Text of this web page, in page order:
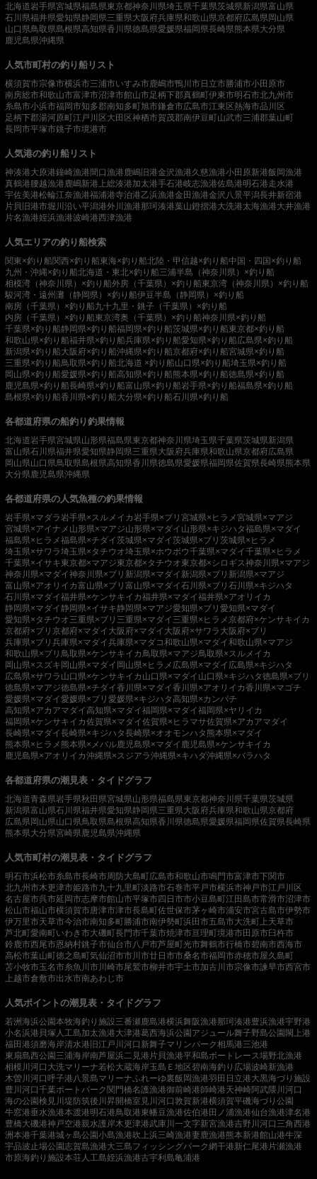
北海道岩手県宮城県福島県東京都神奈川県埼玉県千葉県茨城県新潟県富山県
石川県福井県愛知県静岡県三重県大阪府兵庫県和歌山県京都府広島県岡山県
山口県鳥取県島根県高知県香川県徳島県愛媛県福岡県長崎県熊本県大分県
鹿児島県沖縄県
人気市町村の釣り船リスト
横須賀市宗像市横浜市三浦市いすみ市鹿嶋市鴨川市日立市勝浦市小田原市
南房総市和歌山市富津市沼津市館山市足柄下郡真鶴町伊東市明石市北九州市
糸島市小浜市福岡市知多郡南知多町旭市鎌倉市広島市江東区熱海市品川区
足柄下郡湯河原町江戸川区大田区神栖市賀茂郡南伊豆町山武市三浦郡葉山町
長岡市平塚市銚子市境港市
人気港の釣り船リスト
神湊港大原港鐘崎漁港間口漁港 鹿嶋旧港金沢漁港久慈漁港小田原新港飯岡漁港
真鶴港腰越漁港 鹿嶋新港 上総湊港加太港手石港岐志漁港佐島港明石港走水港
宇佐美港松輪江奈漁港福浦港寺泊港乙浜漁港金田漁港金沢八景平潟長井新宿港
片貝旧港市堀川沿い平潟港外川漁港那珂湊港葉山鐙摺港大洗港太海漁港大井漁港
片名漁港姪浜漁港波崎港西津漁港
人気エリアの釣り船検索
関東×釣り船関西×釣り船東海×釣り船北陸・甲信越×釣り船中国・四国×釣り船
九州・沖縄×釣り船北海道・東北×釣り船三浦半島（神奈川県）×釣り船
相模湾（神奈川県）×釣り船外房（千葉県）×釣り船東京湾（神奈川県）×釣り船
駿河湾・遠州灘（静岡県）×釣り船伊豆半島（静岡県）×釣り船
南房（千葉県）×釣り船九十九里・銚子（千葉県）×釣り船
内房（千葉県）×釣り船東京湾奥（千葉県）×釣り船神奈川県×釣り船
千葉県×釣り船静岡県×釣り船福岡県×釣り船茨城県×釣り船東京都×釣り船
和歌山県×釣り船福井県×釣り船兵庫県×釣り船愛知県×釣り船広島県×釣り船
新潟県×釣り船大阪府×釣り船沖縄県×釣り船京都府×釣り船宮城県×釣り船
三重県×釣り船鳥取県×釣り船北海道 ×釣り船山口県×釣り船埼玉県×釣り船
岡山県×釣り船愛媛県×釣り船高知県×釣り船熊本県×釣り船徳島県×釣り船
鹿児島県×釣り船長崎県×釣り船富山県×釣り船岩手県×釣り船福島県×釣り船
島根県×釣り船香川県×釣り船大分県×釣り船石川県×釣り船
各都道府県の船釣り釣果情報
北海道岩手県宮城県山形県福島県東京都神奈川県埼玉県千葉県茨城県新潟県
富山県石川県福井県愛知県静岡県三重県大阪府兵庫県和歌山県京都府広島県
岡山県山口県鳥取県島根県高知県香川県徳島県愛媛県福岡県佐賀県長崎県熊本県
大分県 鹿児島県沖縄県
各都道府県の人気魚種の釣果情報
岩手県×マダラ 岩手県×スルメイカ 岩手県×ブリ 宮城県×ヒラメ宮城県×マアジ
宮城県×アイナメ 山形県×マアジ山形県×マダイ 山形県×キジハタ福島県×マダイ
福島県×ヒラメ福島県×チダイ茨城県×マダイ茨城県×ブリ 茨城県×ヒラメ
埼玉県×サワラ埼玉県×タチウオ埼玉県×ホウボウ千葉県×マダイ千葉県×ヒラメ
千葉県×イサキ東京都×マアジ東京都×タチウオ東京都×シロギス神奈川県×マアジ
神奈川県×マダイ神奈川県×ブリ 新潟県×マダイ 新潟県×ブリ 新潟県×マアジ
富山県×アオリイカ富山県×ブリ 富山県×マダイ石川県×ブリ 石川県×キジハタ
石川県×マダイ福井県×ケンサキイカ福井県×マダイ福井県×アオリイカ
静岡県×マダイ静岡県×イサキ静岡県×マアジ愛知県×ブリ 愛知県×マダイ
愛知県×タチウオ三重県×ブリ 三重県×マダイ 三重県×ヒラメ京都府×ケンサキイカ
京都府×ブリ 京都府×マダイ 大阪府×マダイ 大阪府×サワラ 大阪府×ブリ
兵庫県×ブリ 兵庫県×マダイ兵庫県×マダコ和歌山県×マダイ和歌山県×マアジ
和歌山県×ブリ 鳥取県×ケンサキイカ 鳥取県×マアジ鳥取県×スルメイカ
岡山県×スズキ岡山県×マダイ 岡山県×ヒラメ 広島県×マダイ 広島県×キジハタ
広島県×サワラ 山口県×ケンサキイカ 山口県×マダイ 山口県×キジハタ徳島県×ブリ
徳島県×マアジ徳島県×チダイ香川県×マダイ香川県×アオリイカ香川県×マゴチ
愛媛県×マダイ愛媛県×ブリ 愛媛県×キジハタ高知県×カンパチ
高知県×アカアマダイ高知県×マダイ福岡県×マダイ福岡県×ヤリイカ
福岡県×ケンサキイカ佐賀県×マダイ佐賀県×ヒラマサ佐賀県×アカアマダイ
長崎県×マダイ長崎県×キジハタ長崎県×オオモンハタ 熊本県×マダイ
熊本県×ヒラメ 熊本県×メバル鹿児島県×マダイ 鹿児島県×ケンサキイカ
鹿児島県×アオリイカ沖縄県×スジアラ沖縄県×キハダ沖縄県×バラハタ
各都道府県の潮見表・タイドグラフ
北海道青森県岩手県秋田県宮城県山形県福島県東京都神奈川県千葉県茨城県
新潟県富山県石川県福井県愛知県静岡県三重県大阪府兵庫県和歌山県京都府
広島県岡山県山口県鳥取県島根県高知県香川県徳島県愛媛県福岡県佐賀県長崎県
熊本県大分県宮崎県 鹿児島県沖縄県
人気市町村の潮見表・タイドグラフ
明石市浜松市糸島市長崎市周防大島町広島市和歌山市鳴門市富津市下関市
北九州市木更津市姫路市九十九里町淡路市石巻市平戸市横浜市神戸市江戸川区
名古屋市呉市延岡市志摩市館山市平塚市四日市市小豆島町江田島市常滑市沼津市
松山市福山市横須賀市唐津市津市長島町佐世保市茅ヶ崎市浦安市宮古島市伊勢市
伊万里市天草市今治市南知多町勝浦市南伊勢町浜田市五島市大洗町 上天草市
芦北町愛南町いわき市大磯町長門市千葉市焼津市亘理町境港市田原市臼杵市
鈴鹿市西尾市恩納村銚子市仙台市八戸市芦屋町光市舞鶴市行橋市碧南市西海市
高松市葉山町徳之島町気仙沼市市川市廿日市市桑名市福岡市赤穂市屋久島町
苫小牧市玉名市糸魚川市 川崎市尾鷲市柳井市宇土市加古川市宗像市諫早市西宮市
上越市倉敷市出水市南あわじ市
人気ポイントの潮見表・タイドグラフ
若洲海浜公園本牧海釣り施設三番瀬 鹿島港横浜舞阪漁港那珂湊港豊浜漁港宇野港
小名浜港 貝塚人工島加太漁港大津港葛西海浜公園アジュール舞子野島公園閖上港
福田港須磨海岸清水港 旧江戸川河口 新舞子マリンパーク相馬港三池港
東扇島西公園三浦海岸南芦屋浜二見港 片貝漁港平和島ボートレース場野北漁港
相模川河口 大洗マリーナ若松大蔵海岸玉島Ｅ地区碧南海釣り広場波崎新漁港
木曽川河口呼子港 八景島マリーナふれーゆ裏飯岡漁港羽田 日立港大黒海づり施設
豊川河口千葉ポートパーク関門橋名護漁港御前崎港師崎港天神崎阿武隈川河口
海の公園検見川堤防筑後川昇開橋室見川河口敦賀新港横須賀平磯海づり公園
牛窓港垂水漁港本渡港明石港鳥取港東幡豆漁港佐伯港田ノ浦漁港仙台漁港津名港
豊橋大磯港神戸空港親水護岸木更津港武庫川一文字新宮漁港吉野川河口 三角西港
洲本港千葉港城ヶ島公園小島漁港吹上浜三崎漁港妻鹿漁港熊本新港館山港牛深
宇品波止場公園志賀島漁港大三島フィッシングパーク網干港新仁尾港 片瀬漁港
市原海釣り施設本荘人工島姪浜漁港古宇利島亀浦港